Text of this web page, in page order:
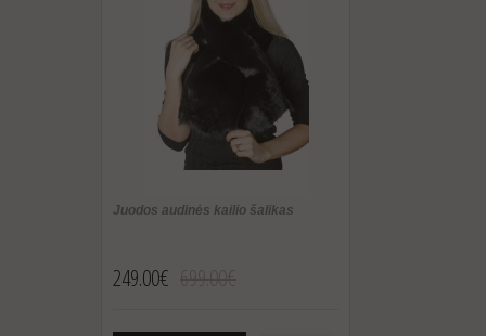
Juodos audinės kailio šalikas
249.00€